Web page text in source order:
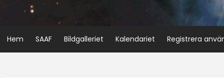
Hem SAAF Bildgalleriet Kalendariet Registrera